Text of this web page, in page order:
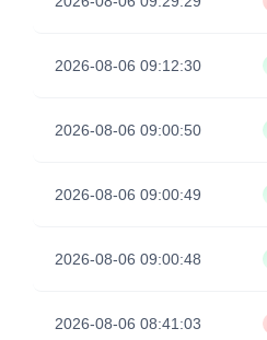
2026-08-06 09:12:30
2026-08-06 09:00:50
2026-08-06 09:00:49
2026-08-06 09:00:48
2026-08-06 08:41:03